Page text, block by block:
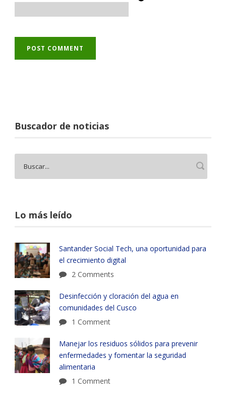
Buscador de noticias
Lo más leído
Santander Social Tech, una oportunidad para
el crecimiento digital
2 Comments
Desinfección y cloración del agua en
comunidades del Cusco
1 Comment
Manejar los residuos sólidos para prevenir
enfermedades y fomentar la seguridad
alimentaria
1 Comment